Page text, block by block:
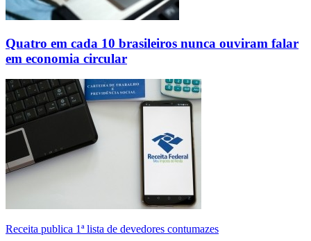
Quatro em cada 10 brasileiros nunca ouviram falar
em economia circular
Receita publica 1ª lista de devedores contumazes